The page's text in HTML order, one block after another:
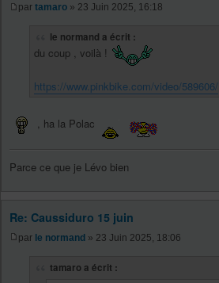
par tamaro » 23 Juin 2025, 16:18
le normand a écrit :
du coup , voilà !
https://www.pinkbike.com/video/589606/
, ha la Polac
Parce ce que je Lévo bien
Re: Caussiduro 15 juin
par le normand » 23 Juin 2025, 18:06
tamaro a écrit :